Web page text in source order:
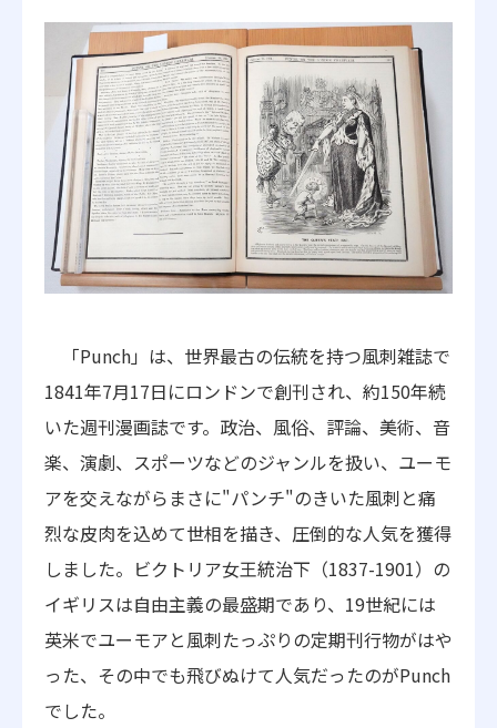
「Punch」は、世界最古の伝統を持つ風刺雑誌で
1841年7月17日にロンドンで創刊され、約150年続
いた週刊漫画誌です。政治、風俗、評論、美術、音
楽、演劇、スポーツなどのジャンルを扱い、ユーモ
アを交えながらまさに"パンチ"のきいた風刺と痛
烈な皮肉を込めて世相を描き、圧倒的な人気を獲得
しました。ビクトリア女王統治下（1837-1901）の
イギリスは自由主義の最盛期であり、19世紀には
英米でユーモアと風刺たっぷりの定期刊行物がはや
った、その中でも飛びぬけて人気だったのがPunch
でした。